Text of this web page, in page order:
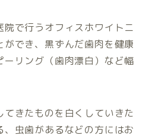
で行うオフィスホワイトニ
でき、黒ずんだ歯肉を健康
リング（歯肉漂白）など幅
きたものを白くしていきた
虫歯があるなどの方にはお